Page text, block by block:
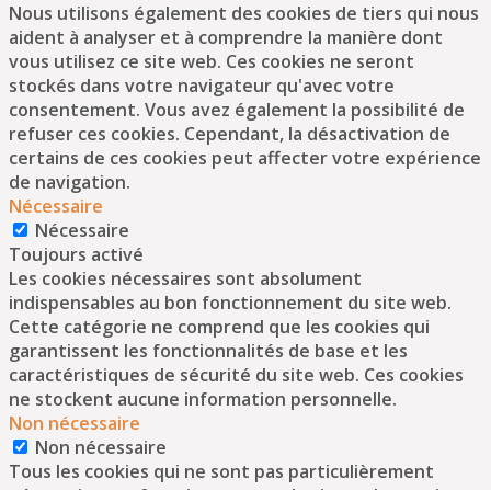
Nous utilisons également des cookies de tiers qui nous
aident à analyser et à comprendre la manière dont
vous utilisez ce site web. Ces cookies ne seront
stockés dans votre navigateur qu'avec votre
consentement. Vous avez également la possibilité de
refuser ces cookies. Cependant, la désactivation de
certains de ces cookies peut affecter votre expérience
de navigation.
Nécessaire
Nécessaire
Toujours activé
Les cookies nécessaires sont absolument
indispensables au bon fonctionnement du site web.
Cette catégorie ne comprend que les cookies qui
garantissent les fonctionnalités de base et les
caractéristiques de sécurité du site web. Ces cookies
ne stockent aucune information personnelle.
Non nécessaire
Non nécessaire
Tous les cookies qui ne sont pas particulièrement